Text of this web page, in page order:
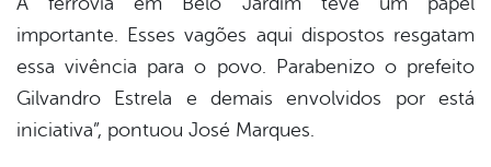
importante. Esses vagões aqui dispostos resgatam
essa vivência para o povo. Parabenizo o prefeito
Gilvandro Estrela e demais envolvidos por está
iniciativa”, pontuou José Marques.